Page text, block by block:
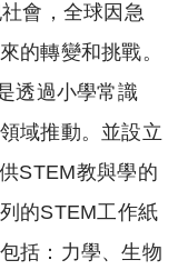
會，全球因急
的轉變和挑戰。
透過小學常識
域推動。並設立
STEM教與學的
的STEM工作紙
括：力學、生物